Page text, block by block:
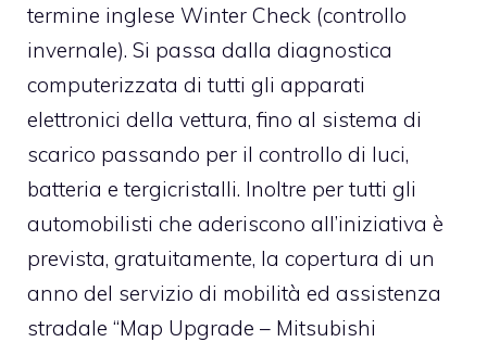
termine inglese Winter Check (controllo
invernale). Si passa dalla diagnostica
computerizzata di tutti gli apparati
elettronici della vettura, fino al sistema di
scarico passando per il controllo di luci,
batteria e tergicristalli. Inoltre per tutti gli
automobilisti che aderiscono all’iniziativa è
prevista, gratuitamente, la copertura di un
anno del servizio di mobilità ed assistenza
stradale “Map Upgrade – Mitsubishi